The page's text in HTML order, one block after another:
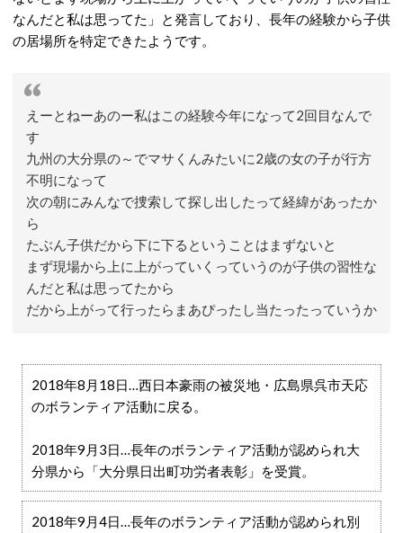
なんだと私は思ってた」と発言しており、長年の経験から子供
の居場所を特定できたようです。
えーとねーあのー私はこの経験今年になって2回目なんで
す
九州の大分県の～でマサくんみたいに2歳の女の子が行方
不明になって
次の朝にみんなで捜索して探し出したって経緯があったか
ら
たぶん子供だから下に下るということはまずないと
まず現場から上に上がっていくっていうのが子供の習性な
んだと私は思ってたから
だから上がって行ったらまあぴったし当たったっていうか
2018年8月18日…西日本豪雨の被災地・広島県呉市天応
のボランティア活動に戻る。
2018年9月3日…長年のボランティア活動が認められ大
分県から「大分県日出町功労者表彰」を受賞。
2018年9月4日…長年のボランティア活動が認められ別